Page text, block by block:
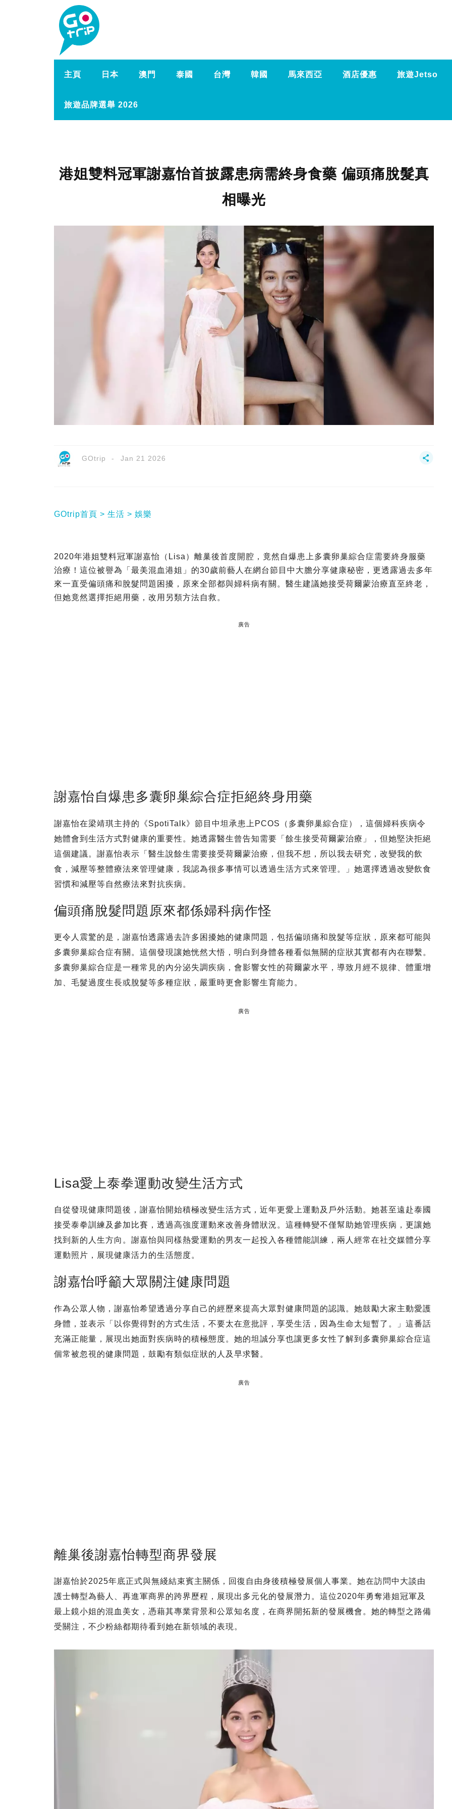
主頁 日本 澳門 泰國 台灣 韓國 馬來西亞 酒店優惠 旅遊Jetso
旅遊品牌選舉 2026
港姐雙料冠軍謝嘉怡首披露患病需終身食藥 偏頭痛脫髮真
相曝光
GOtrip Jan 21 2026
GOtrip首頁 生活 娛樂
2020年港姐雙料冠軍謝嘉怡（Lisa）離巢後首度開腔，竟然自爆患上多囊卵巢綜合症需要終身服藥
治療！這位被譽為「最美混血港姐」的30歲前藝人在網台節目中大膽分享健康秘密，更透露過去多年
來一直受偏頭痛和脫髮問題困擾，原來全部都與婦科病有關。醫生建議她接受荷爾蒙治療直至終老，
但她竟然選擇拒絕用藥，改用另類方法自救。
廣告
謝嘉怡自爆患多囊卵巢綜合症拒絕終身用藥
謝嘉怡在梁靖琪主持的《SpotiTalk》節目中坦承患上PCOS（多囊卵巢綜合症），這個婦科疾病令
她體會到生活方式對健康的重要性。她透露醫生曾告知需要「餘生接受荷爾蒙治療」，但她堅決拒絕
這個建議。謝嘉怡表示「醫生說餘生需要接受荷爾蒙治療，但我不想，所以我去研究，改變我的飲
食，減壓等整體療法來管理健康，我認為很多事情可以透過生活方式來管理。」她選擇透過改變飲食
習慣和減壓等自然療法來對抗疾病。
偏頭痛脫髮問題原來都係婦科病作怪
更令人震驚的是，謝嘉怡透露過去許多困擾她的健康問題，包括偏頭痛和脫髮等症狀，原來都可能與
多囊卵巢綜合症有關。這個發現讓她恍然大悟，明白到身體各種看似無關的症狀其實都有內在聯繫。
多囊卵巢綜合症是一種常見的內分泌失調疾病，會影響女性的荷爾蒙水平，導致月經不規律、體重增
加、毛髮過度生長或脫髮等多種症狀，嚴重時更會影響生育能力。
廣告
Lisa愛上泰拳運動改變生活方式
自從發現健康問題後，謝嘉怡開始積極改變生活方式，近年更愛上運動及戶外活動。她甚至遠赴泰國
接受泰拳訓練及參加比賽，透過高強度運動來改善身體狀況。這種轉變不僅幫助她管理疾病，更讓她
找到新的人生方向。謝嘉怡與同樣熱愛運動的男友一起投入各種體能訓練，兩人經常在社交媒體分享
運動照片，展現健康活力的生活態度。
謝嘉怡呼籲大眾關注健康問題
作為公眾人物，謝嘉怡希望透過分享自己的經歷來提高大眾對健康問題的認識。她鼓勵大家主動愛護
身體，並表示「以你覺得對的方式生活，不要太在意批評，享受生活，因為生命太短暫了。」這番話
充滿正能量，展現出她面對疾病時的積極態度。她的坦誠分享也讓更多女性了解到多囊卵巢綜合症這
個常被忽視的健康問題，鼓勵有類似症狀的人及早求醫。
廣告
離巢後謝嘉怡轉型商界發展
謝嘉怡於2025年底正式與無綫結束賓主關係，回復自由身後積極發展個人事業。她在訪問中大談由
護士轉型為藝人、再進軍商界的跨界歷程，展現出多元化的發展潛力。這位2020年勇奪港姐冠軍及
最上鏡小姐的混血美女，憑藉其專業背景和公眾知名度，在商界開拓新的發展機會。她的轉型之路備
受關注，不少粉絲都期待看到她在新領域的表現。